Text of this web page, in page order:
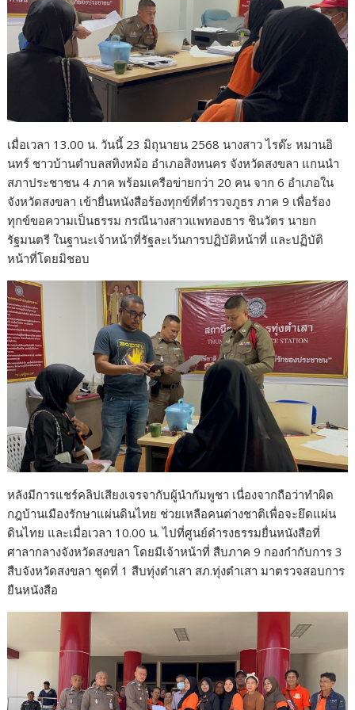
เมื่อเวลา 13.00 น. วันนี้ 23 มิถุนายน 2568 นางสาว ไรด๊ะ หมานอิ
นทร์ ชาวบ้านตำบลสทิงหม้อ อำเภอสิงหนคร จังหวัดสงขลา แกนนำ
สภาประชาชน 4 ภาค พร้อมเครือข่ายกว่า 20 คน จาก 6 อำเภอใน
จังหวัดสงขลา เข้ายื่นหนังสือร้องทุกข์ที่ตำรวจภูธร ภาค 9 เพื่อร้อง
ทุกข์ขอความเป็นธรรม กรณีนางสาวแพทองธาร ชินวัตร นายก
รัฐมนตรี ในฐานะเจ้าหน้าที่รัฐละเว้นการปฏิบัติหน้าที่ และปฏิบัติ
หน้าที่โดยมิชอบ
หลังมีการแชร์คลิปเสียงเจรจากับผู้นำกัมพูชา เนื่องจากถือว่าทำผิด
กฎบ้านเมืองรักษาแผ่นดินไทย ช่วยเหลือคนต่างชาติเพื่อจะยึดแผ่น
ดินไทย และเมื่อเวลา 10.00 น. ไปที่ศูนย์ดำรงธรรมยื่นหนังสือที่
ศาลากลางจังหวัดสงขลา โดยมีเจ้าหน้าที่ สืบภาค 9 กองกำกับการ 3
สืบจังหวัดสงขลา ชุดที่ 1 สืบทุ่งตำเสา สภ.ทุ่งตำเสา มาตรวจสอบการ
ยืนหนังสือ